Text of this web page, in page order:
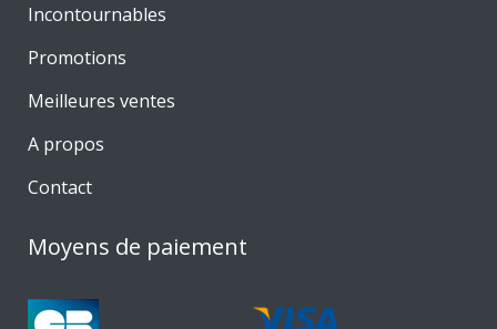
Incontournables
Promotions
Meilleures ventes
A propos
Contact
Moyens de paiement